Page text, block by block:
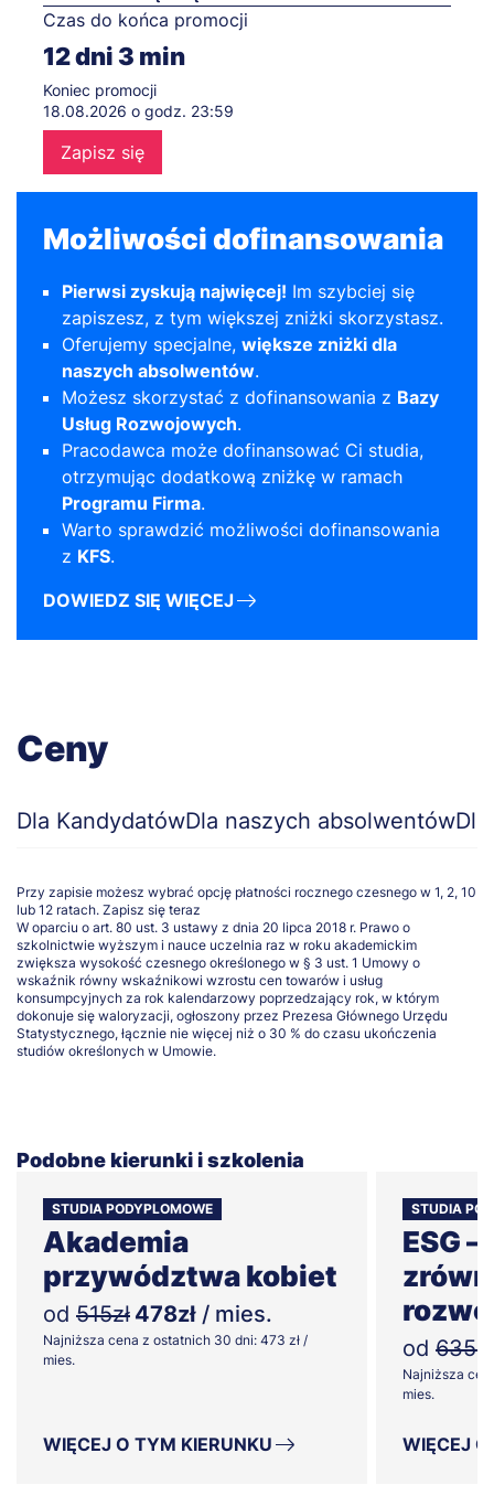
Czas do końca promocji
12dni3 min
Koniec promocji
18.08.2026 o godz. 23:59
Zapisz się
Możliwości dofinansowania
Pierwsi zyskują najwięcej! Im szybciej się
zapiszesz, z tym większej zniżki skorzystasz.
Oferujemy specjalne, większe zniżki dla
naszych absolwentów.
Możesz skorzystać z dofinansowania z Bazy
Usług Rozwojowych.
Pracodawca może dofinansować Ci studia,
otrzymując dodatkową zniżkę w ramach
Programu Firma.
Warto sprawdzić możliwości dofinansowania
z KFS.
DOWIEDZ SIĘ WIĘCEJ
Ceny
Dla KandydatówDla naszych absolwentów
Przy zapisie możesz wybrać opcję płatności rocznego czesnego w 1, 2, 10
lub 12 ratach. Zapisz się teraz
W oparciu o art. 80 ust. 3 ustawy z dnia 20 lipca 2018 r. Prawo o
szkolnictwie wyższym i nauce uczelnia raz w roku akademickim
zwiększa wysokość czesnego określonego w § 3 ust. 1 Umowy o
wskaźnik równy wskaźnikowi wzrostu cen towarów i usług
konsumpcyjnych za rok kalendarzowy poprzedzający rok, w którym
dokonuje się waloryzacji, ogłoszony przez Prezesa Głównego Urzędu
Statystycznego, łącznie nie więcej niż o 30 % do czasu ukończenia
studiów określonych w Umowie.
Podobne kierunki i szkolenia
STUDIA PODYPLOMOWE
Akademia
przywództwa kobiet
od 515zł 478zł / mies.
Najniższa cena z ostatnich 30 dni: 473 zł /
mies.
WIĘCEJ O TYM KIERUNKU
STUDIA
ESG
od 635zł
Najniższa
mies.
WIĘCEJ